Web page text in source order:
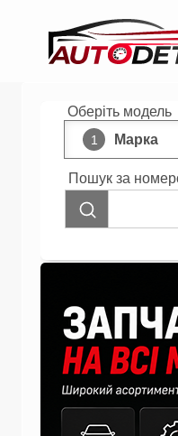
Оберіть модель
1 Марка
Пошук за